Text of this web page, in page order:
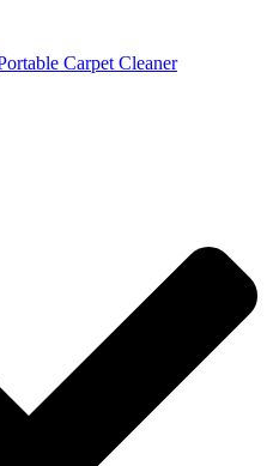
Carpet Cleaner